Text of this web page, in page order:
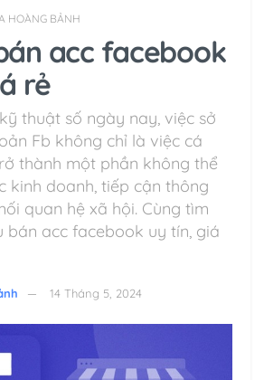
HOÀNG BẢNH
acc facebook
rẻ
thuật số ngày nay, việc sở
Fb không chỉ là việc cá
thành một phần không thể
kinh doanh, tiếp cận thông
quan hệ xã hội. Cùng tìm
bán acc facebook uy tín, giá
14 Tháng 5, 2024